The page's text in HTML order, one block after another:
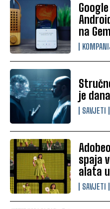
na
je
SAVJETI
spaja
alata
SAVJETI